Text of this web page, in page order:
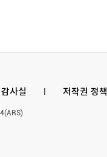
사실 l 저작권 정책